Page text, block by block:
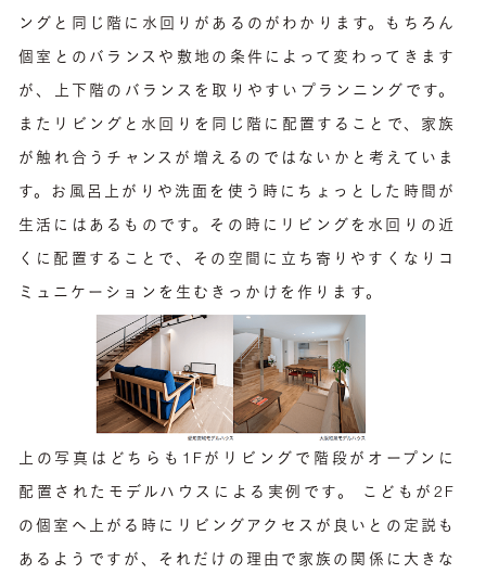
ングと同じ階に水回りがあるのがわかります。もちろん
個室とのバランスや敷地の条件によって変わってきます
が、上下階のバランスを取りやすいプランニングです。
またリビングと水回りを同じ階に配置することで、家族
が触れ合うチャンスが増えるのではないかと考えていま
す。お風呂上がりや洗面を使う時にちょっとした時間が
生活にはあるものです。その時にリビングを水回りの近
くに配置することで、その空間に立ち寄りやすくなりコ
ミュニケーションを生むきっかけを作ります。
上の写真はどちらも1Fがリビングで階段がオープンに
配置されたモデルハウスによる実例です。 こどもが2F
の個室へ上がる時にリビングアクセスが良いとの定説も
あるようですが、それだけの理由で家族の関係に大きな